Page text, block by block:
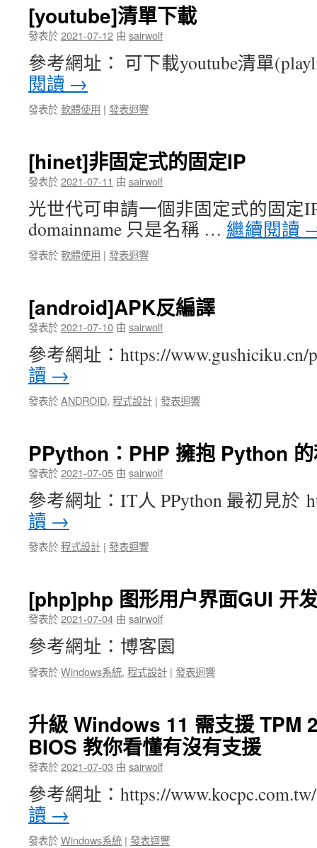
[youtube]清單下載
發表於2021-07-12 由 sairwolf
參考網址： 可下載youtube清單
閱讀 →
發表於軟體使用 | 發表迴響
[hinet]非固定式的固定IP
發表於2021-07-11 由 sairwolf
光世代可申請一個非固定式的固定
domainname 只是名稱 … 繼續閱讀
發表於軟體使用 | 發表迴響
[android]APK反編譯
發表於2021-07-10 由 sairwolf
參考網址：https://
讀 →
發表於ANDROID, 程式設計 | 發表迴響
PPython：PHP 擁抱 Python
發表於2021-07-05 由 sairwolf
參考網址：IT人 PPython 最初見於
讀 →
發表於程式設計 | 發表迴響
[php]php 图形用户界面GUI 开
發表於2021-07-04 由 sairwolf
參考網址：博客園
發表於Windows系統, 程式設計 | 發表迴響
升級 Windows 11 需支援 TPM
BIOS 教你看懂有沒有支援
發表於2021-07-03 由 sairwolf
參考網址：https://
讀 →
發表於Windows系統 | 發表迴響